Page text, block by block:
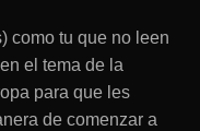
como tu que no leen
el tema de la
para que les
de comenzar a